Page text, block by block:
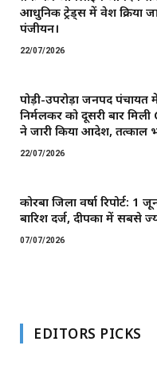
आधुनिक ट्रेड्स में प्रवेश
पंजीयन।
22/07/2026
पोड़ी-उपरोड़ा जनपद
निर्मलकर को दूसरी बार
ने जारी किया आदेश, तत्काल
22/07/2026
कोरबा जिला वर्षा
बारिश दर्ज, दीपका में सबसे
07/07/2026
EDITORS PICKS